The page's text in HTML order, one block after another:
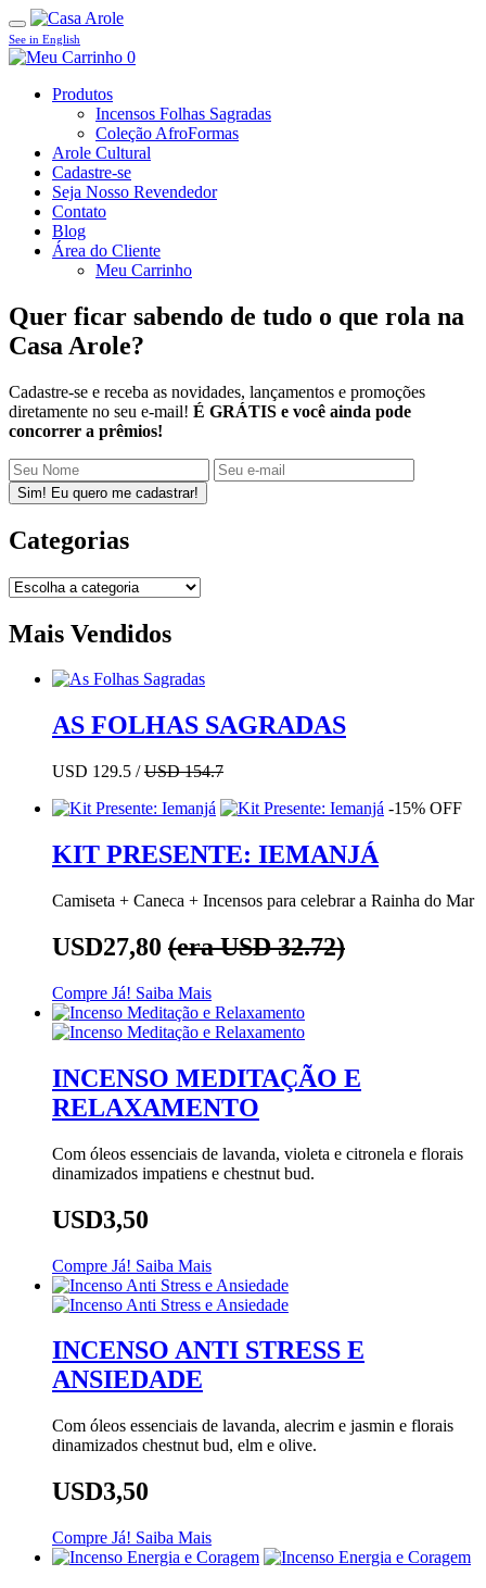
See in English
0
Produtos
Incensos Folhas Sagradas
Coleção AfroFormas
Arole Cultural
Cadastre-se
Seja Nosso Revendedor
Contato
Blog
Área do Cliente
Meu Carrinho
Quer ficar sabendo de tudo o que rola na
Casa Arole?
Cadastre-se e receba as novidades, lançamentos e promoções
diretamente no seu e-mail! É GRÁTIS e você ainda pode
concorrer a prêmios!
Sim! Eu quero me cadastrar!
Categorias
Mais Vendidos
AS FOLHAS SAGRADAS
USD 129.5 /USD 154.7
-15% OFF
KIT PRESENTE: IEMANJÁ
Camiseta + Caneca + Incensos para celebrar a Rainha do Mar
USD27,80 (era USD 32.72)
Compre Já! Saiba Mais
INCENSO MEDITAÇÃO E
RELAXAMENTO
Com óleos essenciais de lavanda, violeta e citronela e florais
dinamizados impatiens e chestnut bud.
USD3,50
Compre Já! Saiba Mais
INCENSO ANTI STRESS E
ANSIEDADE
Com óleos essenciais de lavanda, alecrim e jasmin e florais
dinamizados chestnut bud, elm e olive.
USD3,50
Compre Já! Saiba Mais